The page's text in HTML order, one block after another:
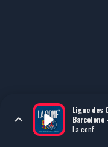
Ligue des
La conf'